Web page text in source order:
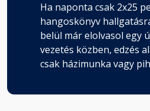
Ha naponta csak 2x25
hangoskönyv
belül már elolvasol egy
vezetés közben, edzés
csak házimunka vagy